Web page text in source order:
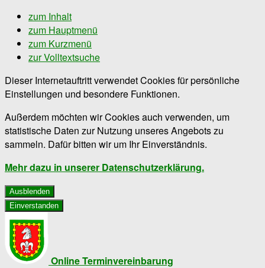
zum Inhalt
zum Hauptmenü
zum Kurzmenü
zur Volltextsuche
Dieser Internetauftritt verwendet Cookies für persönliche
Einstellungen und besondere Funktionen.
Außerdem möchten wir Cookies auch verwenden, um
statistische Daten zur Nutzung unseres Angebots zu
sammeln. Dafür bitten wir um Ihr Einverständnis.
Mehr dazu in unserer Datenschutzerklärung.
Ausblenden
Einverstanden
Online Terminvereinbarung